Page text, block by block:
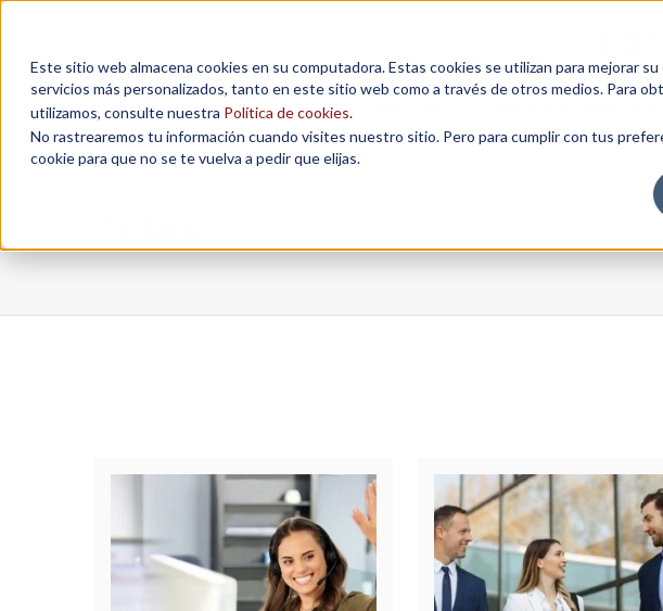
Este sitio web almacena cookies en su computadora. Estas cookies se utilizan para mejorar
servicios más personalizados, tanto en este sitio web como a través de otros medios. Para
utilizamos, consulte nuestra Política de cookies.
No rastrearemos tu información cuando visites nuestro sitio. Pero para cumplir con tus
cookie para que no se te vuelva a pedir que elijas.